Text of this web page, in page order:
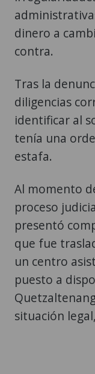
dinero a
contra.
Tras la
diligencias
identificar al
tenía una
estafa.
Al momento
proceso
presentó
que fue
un centro
puesto a
situación